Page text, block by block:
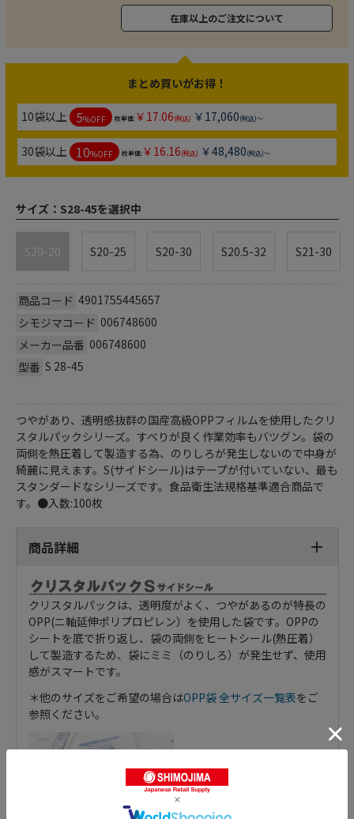
在庫以上のご注文について
まとめ買いがお得！
10袋以上 5%OFF 枚単価:￥17.06(税込) ￥17,060(税込)～
30袋以上 10%OFF 枚単価:￥16.16(税込) ￥48,480(税込)～
サイズ： S28-45を選択中
S20-20 S20-25 S20-30 S20.5-32 S21-30
商品コード 4901755445657
シモジマコード 006748600
メーカー品番 006748600
型番 S 28-45
つやがあり、透明感抜群の国産高級OPPフィルムを使用したクリ
スタルパックシリーズ。すべりが良く作業効率もバツグン。袋の
両側を熱圧着して製造する為、のりしろが発生しないので中身が
綺麗に見えます。S(サイドシール)はテープが付いていない、最も
スタンダードなシリーズです。食品衛生法規格基準適合商品で
す。●入数:100枚
商品詳細
クリスタルパックは、透明度がよく、つやがあるのが特長の
OPP(ニ軸延伸ポリプロピレン）を使用した袋です。OPPの
シートを底で折り返し、袋の両側をヒートシール(熱圧着）
して製造するため、袋にミミ（のりしろ）が発生せず、使用
感がスマートです。
＊他のサイズをご希望の場合はOPP袋 全サイズ一覧表をご
参照ください。